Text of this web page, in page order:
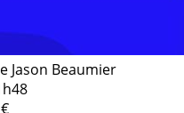
Jason Beaumier